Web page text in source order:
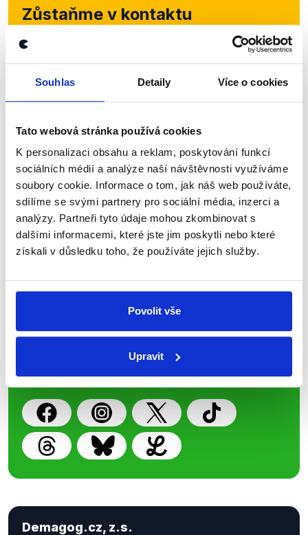
Souhlas Detaily Více o cookies
Tato webová stránka používá cookies
K personalizaci obsahu a reklam, poskytování funkcí
sociálních médií a analýze naší návštěvnosti využíváme
soubory cookie. Informace o tom, jak náš web používáte,
sdílíme se svými partnery pro sociální média, inzerci a
analýzy. Partneři tyto údaje mohou zkombinovat s
dalšími informacemi, které jste jim poskytli nebo které
získali v důsledku toho, že používáte jejich služby.
Povolit vše
Upravit
Zůstaňme v kontaktu
Přihlaste se k odběru našeho
newsletteru nebowhatsappového
kanálu, kde pravidelně přinášíme
Začněte nás odebírat, a mějte tak
přehled o tom, jaké dezinformace a
nepravdy se zrovna v Česku šíří.
Newsletter
Sociální sítě
Nenechte si ujít nejnovější události
z Demagog.cz. Sdílením našich
příspěvků přátelům podpoříte naši
práci.
Demagog.cz, z.s.